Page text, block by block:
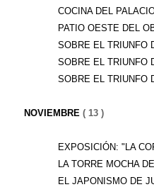
COCINA DEL
PATIO OESTE DEL
SOBRE EL TRIUNFO
SOBRE EL TRIUNFO
SOBRE EL TRIUNFO
NOVIEMBRE ( 13 )
EXPOSICIÓN: "LA
LA TORRE MOCHA
EL JAPONISMO DE